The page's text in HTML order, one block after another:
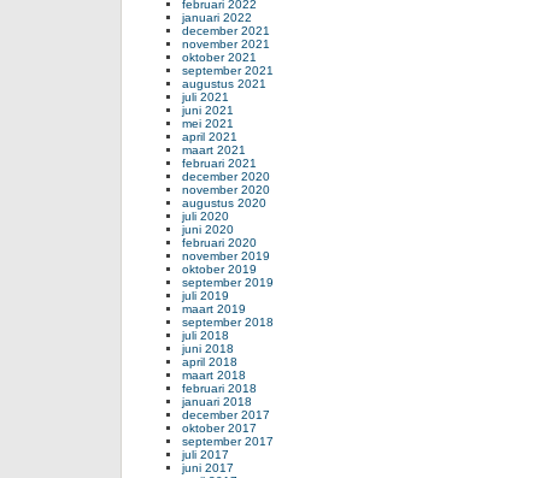
februari 2022
januari 2022
december 2021
november 2021
oktober 2021
september 2021
augustus 2021
juli 2021
juni 2021
mei 2021
april 2021
maart 2021
februari 2021
december 2020
november 2020
augustus 2020
juli 2020
juni 2020
februari 2020
november 2019
oktober 2019
september 2019
juli 2019
maart 2019
september 2018
juli 2018
juni 2018
april 2018
maart 2018
februari 2018
januari 2018
december 2017
oktober 2017
september 2017
juli 2017
juni 2017